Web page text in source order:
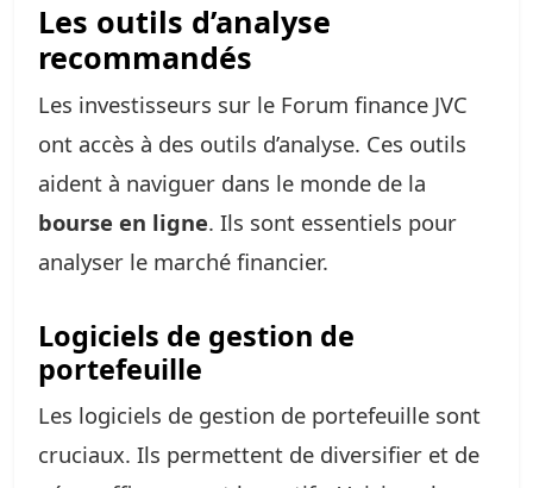
Les outils d’analyse
recommandés
Les investisseurs sur le Forum finance JVC
ont accès à des outils d’analyse. Ces outils
aident à naviguer dans le monde de la
bourse en ligne. Ils sont essentiels pour
analyser le marché financier.
Logiciels de gestion de
portefeuille
Les logiciels de gestion de portefeuille sont
cruciaux. Ils permettent de diversifier et de